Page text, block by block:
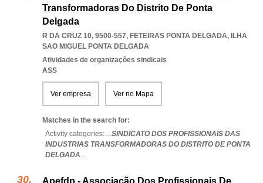
Transformadoras Do Distrito De Ponta
Delgada
R DA CRUZ 10, 9500-557, FETEIRAS PONTA DELGADA, ILHA
SAO MIGUEL PONTA DELGADA
Atividades de organizações sindicais
ASS
Ver empresa Ver no Mapa
Matches in the search for:
Activity categories: ...SINDICATO DOS PROFISSIONAIS DAS
INDUSTRIAS TRANSFORMADORAS DO DISTRITO DE PONTA
DELGADA...
Apefdp - Associação Dos Profissionais De